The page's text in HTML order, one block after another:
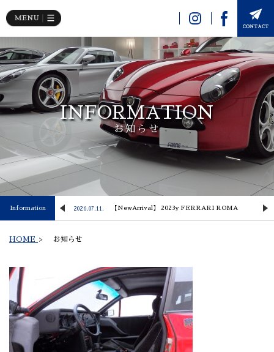
INFORMATION
お知らせ
Information
Lusso 2026.07.11. 【NewArrival】 2023y FERRARI ROMA
HOME > お知らせ